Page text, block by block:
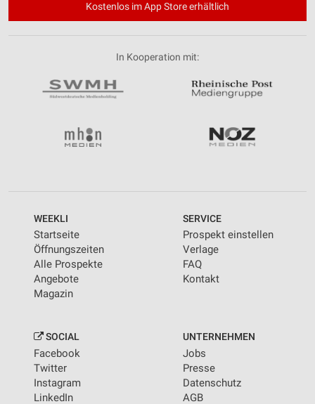
Kostenlos im App Store erhältlich
In Kooperation mit:
WEEKLI
Startseite
Öffnungszeiten
Alle Prospekte
Angebote
Magazin
SERVICE
Prospekt einstellen
Verlage
FAQ
Kontakt
SOCIAL
Facebook
Twitter
Instagram
LinkedIn
UNTERNEHMEN
Jobs
Presse
Datenschutz
AGB